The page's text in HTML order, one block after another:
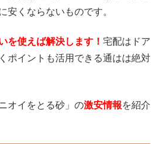
安くならないものです。
を使えば解決します！ 宅配はドア
ポイントも活用できる通はは絶対
オイをとる砂」の激安情報を紹介